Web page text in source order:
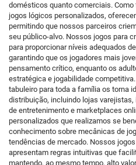
domésticos quanto comerciais.
jogos lógicos personalizados,
permitindo que nossos parceiros
seu público-alvo. Nossos jogos para
para proporcionar níveis adequados
garantindo que os jogadores mais
pensamento crítico, enquanto os
estratégica e jogabilidade
tabuleiro para toda a família os torna
distribuição, incluindo lojas
de entretenimento e marketplaces
personalizados que realizamos se
conhecimento sobre mecânicas de
tendências de mercado. Nossos
apresentam regras intuitivas que
mantendo, ao mesmo tempo, alto